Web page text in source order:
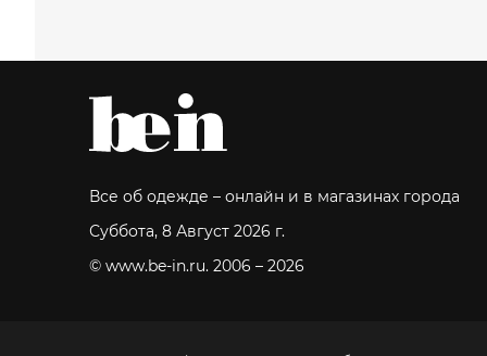
Все об одежде – онлайн и в магазинах города
Суббота, 8 Август 2026 г.
© www.be-in.ru. 2006 – 2026